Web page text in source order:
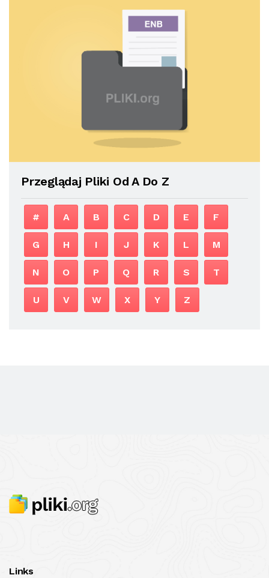
Przeglądaj Pliki Od A Do Z
# A B C D E F
G H I J K L M
N O P Q R S T
U V W X Y Z
Links